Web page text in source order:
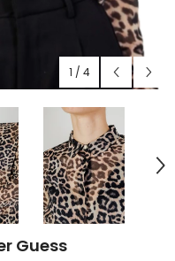
1 / 4
Guess